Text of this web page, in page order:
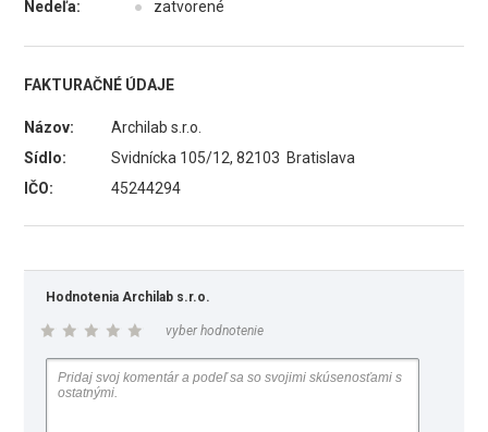
Nedeľa:
● zatvorené
FAKTURAČNÉ ÚDAJE
Názov:
Archilab s.r.o.
Sídlo:
Svidnícka 105/12, 82103 Bratislava
IČO:
45244294
Hodnotenia Archilab s.r.o.
vyber hodnotenie